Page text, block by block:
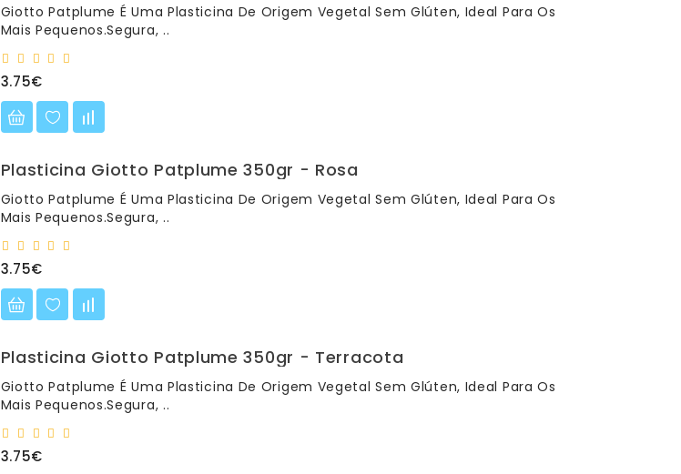
Giotto Patplume É Uma Plasticina De Origem Vegetal Sem Glúten, Ideal Para Os
Mais Pequenos.Segura, ..
3.75€
Plasticina Giotto Patplume 350gr - Rosa
Giotto Patplume É Uma Plasticina De Origem Vegetal Sem Glúten, Ideal Para Os
Mais Pequenos.Segura, ..
3.75€
Plasticina Giotto Patplume 350gr - Terracota
Giotto Patplume É Uma Plasticina De Origem Vegetal Sem Glúten, Ideal Para Os
Mais Pequenos.Segura, ..
3.75€